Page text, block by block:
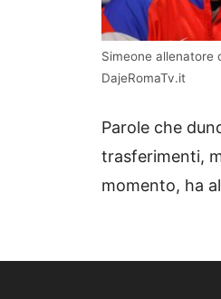
Simeone allenatore
DajeRomaTv.it
Parole che
trasferimenti,
momento, ha